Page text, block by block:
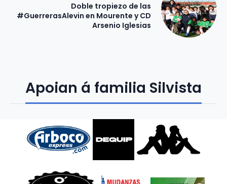
Doble tropiezo de las
#GuerrerasAlevin en Mourente y CD
Arsenio Iglesias
Apoian á familia Silvista